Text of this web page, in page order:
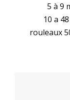
5 à 9 m
10 a 48
rouleaux